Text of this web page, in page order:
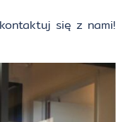
się z nami!